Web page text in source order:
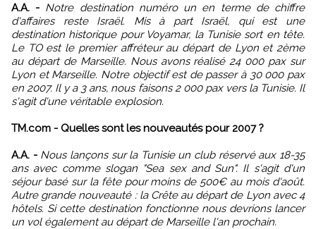
A.A. - Notre destination numéro un en terme de chiffre
d'affaires reste Israël. Mis à part Israël, qui est une
destination historique pour Voyamar, la Tunisie sort en tête.
Le TO est le premier affréteur au départ de Lyon et 2ème
au départ de Marseille. Nous avons réalisé 24 000 pax sur
Lyon et Marseille. Notre objectif est de passer à 30 000 pax
en 2007. Il y a 3 ans, nous faisons 2 000 pax vers la Tunisie. Il
s'agit d'une véritable explosion.
TM.com - Quelles sont les nouveautés pour 2007 ?
A.A. - Nous lançons sur la Tunisie un club réservé aux 18-35
ans avec comme slogan "Sea sex and Sun". Il s'agit d'un
séjour basé sur la fête pour moins de 500€ au mois d'août.
Autre grande nouveauté : la Crête au départ de Lyon avec 4
hôtels. Si cette destination fonctionne nous devrions lancer
un vol également au départ de Marseille l'an prochain.